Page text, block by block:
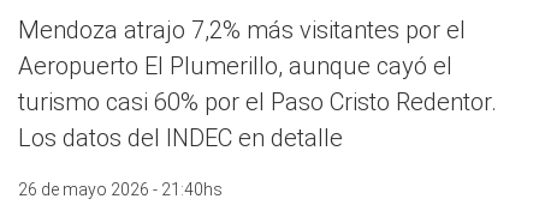
Mendoza atrajo 7,2% más visitantes por el
Aeropuerto El Plumerillo, aunque cayó el
turismo casi 60% por el Paso Cristo Redentor.
Los datos del INDEC en detalle
26 de mayo 2026 - 21:40hs